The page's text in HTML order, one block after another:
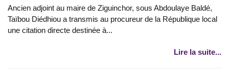
Ancien adjoint au maire de Ziguinchor, sous Abdoulaye Baldé,
Taïbou Diédhiou a transmis au procureur de la République local
une citation directe destinée à...
Lire la suite...